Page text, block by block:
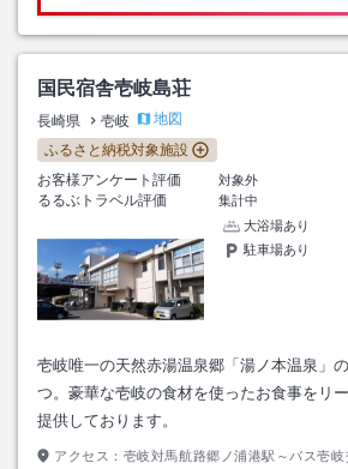
国民宿舎壱岐島荘
長崎県 壱岐
地図
ふるさと納税対象施設
お客様アンケート評価
対象外
るるぶトラベル評価
集計中
大浴場あり
駐車場あり
壱岐唯一の天然赤湯温泉郷「湯ノ本温泉」
つ。豪華な壱岐の食材を使ったお食事をリ
提供しております。
アクセス： 壱岐対馬航路郷ノ浦港駅～バス壱